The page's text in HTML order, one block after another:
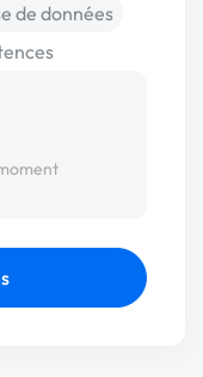
de données